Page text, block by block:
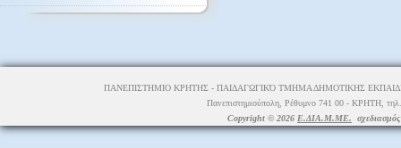
ΠΑΝΕΠΙΣΤΗΜΙΟ ΚΡΗΤΗΣ - ΠΑΙΔΑΓΩΓΙΚΌ ΤΜΗΜΑ ΔΗΜΟΤΙΚΗΣ
Πανεπιστημιούπολη, Ρέθυμνο 741 00 - ΚΡΗΤΗ,
Copyright © 2026 Ε.ΔΙΑ.Μ.ΜΕ.